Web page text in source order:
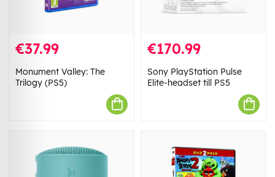
€37.99
Monument Valley: The
Trilogy (PS5)
€170.99
Sony PlayStation Pulse
Elite-headset till PS5